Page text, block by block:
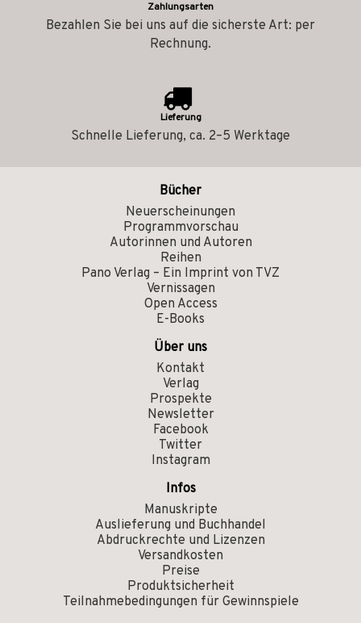
Zahlungsarten
Bezahlen Sie bei uns auf die sicherste Art: per
Rechnung.
Lieferung
Schnelle Lieferung, ca. 2–5 Werktage
Bücher
Neuerscheinungen
Programmvorschau
Autorinnen und Autoren
Reihen
Pano Verlag – Ein Imprint von TVZ
Vernissagen
Open Access
E-Books
Über uns
Kontakt
Verlag
Prospekte
Newsletter
Facebook
Twitter
Instagram
Infos
Manuskripte
Auslieferung und Buchhandel
Abdruckrechte und Lizenzen
Versandkosten
Preise
Produktsicherheit
Teilnahmebedingungen für Gewinnspiele